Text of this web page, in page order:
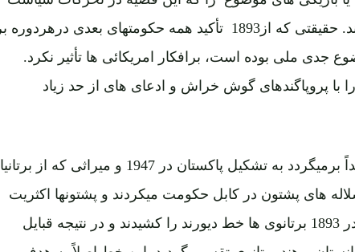
داخلی دارد، به درستی درک نمایند. حقیقتی که از1893 تأکید همه حکومتهای بعدی درهردوره بر
جدی ملی بوده است، برافکار امریکائی ها تأثیر نکرد.
را با پروپاگندهای گوش خراش و ادعای های از حد زیاد
مشکلات اصلاً قدیمی بود ولی بعداً برمیگردد به تشکیل پاکستان در 1947 و میراثی که از برتانیا
بود. برای 200 سال سلاله های پشتون در کابل حکومت میکردند و پشتونها اکثریت
نفوس افغان را تشکیل میدادند. در 1893 برتانوی ها خط دیورند را کشیدند و در نتیجه قبایل
و هند برتانوی تقسیم گردید. این خط اصلاً به هدف